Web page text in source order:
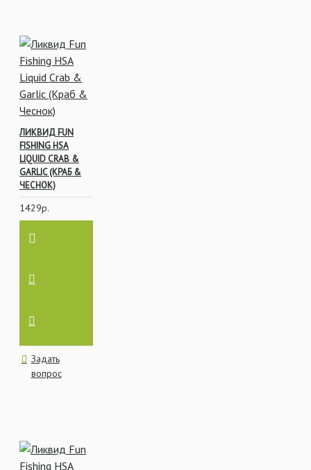
ЛИКВИД FUN
FISHING HSA
LIQUID CRAB &
GARLIC (КРАБ &
ЧЕСНОК)
1429р.
Задать
вопрос